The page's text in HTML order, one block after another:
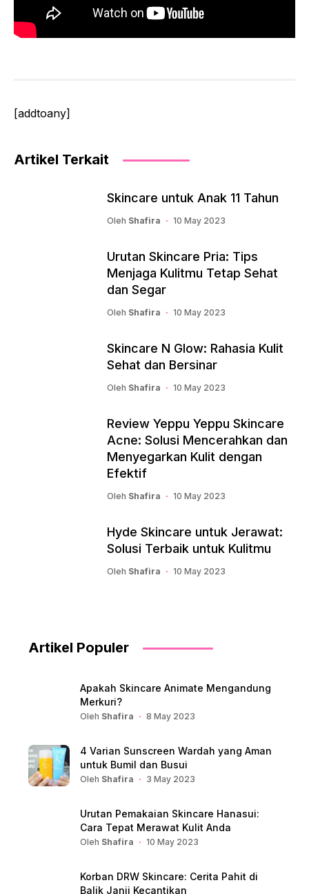
[addtoany]
Artikel Terkait
Skincare untuk Anak 11 Tahun
Oleh Shafira 10 May 2023
Urutan Skincare Pria: Tips
Menjaga Kulitmu Tetap Sehat
dan Segar
Oleh Shafira 10 May 2023
Skincare N Glow: Rahasia Kulit
Sehat dan Bersinar
Oleh Shafira 10 May 2023
Review Yeppu Yeppu Skincare
Acne: Solusi Mencerahkan dan
Menyegarkan Kulit dengan
Efektif
Oleh Shafira 10 May 2023
Hyde Skincare untuk Jerawat:
Solusi Terbaik untuk Kulitmu
Oleh Shafira 10 May 2023
Artikel Populer
Apakah Skincare Animate Mengandung
Merkuri?
Oleh Shafira 8 May 2023
4 Varian Sunscreen Wardah yang Aman
untuk Bumil dan Busui
Oleh Shafira 3 May 2023
Urutan Pemakaian Skincare Hanasui:
Cara Tepat Merawat Kulit Anda
Oleh Shafira 10 May 2023
Korban DRW Skincare: Cerita Pahit di
Balik Janji Kecantikan